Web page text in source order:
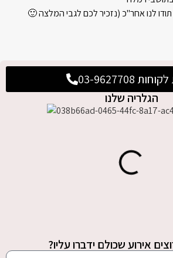
03-9627708
הגלריה שלנו
אירוע שכולם ידברו עליו?
לנו אחר"כ (נזכיר לכם לגבי המלצה 🙂